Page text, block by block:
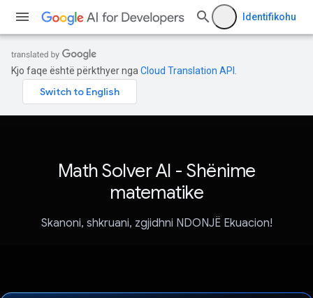
Identifikohu
Kjo faqe është përkthyer nga Cloud Translation API
Math Solver AI - Shënime
matematike
Skanoni, shkruani, zgjidhni NDONJË Ekuacion!